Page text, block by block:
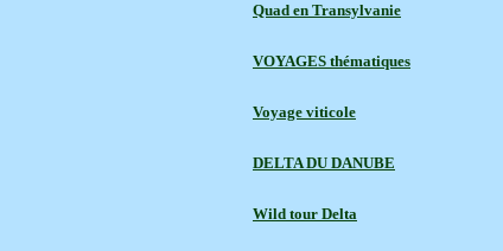
Quad en Transylvanie
VOYAGES thématiques
Voyage viticole
DELTA DU DANUBE
Wild tour Delta